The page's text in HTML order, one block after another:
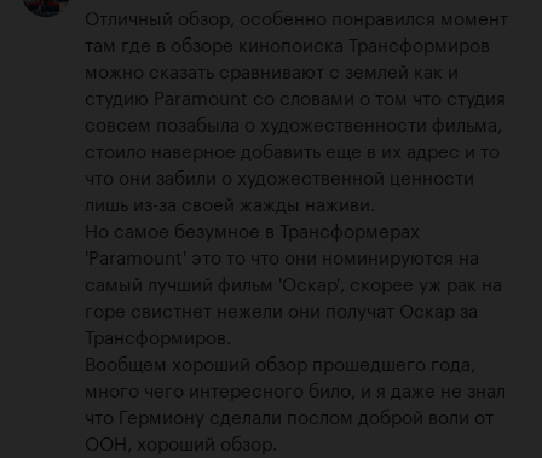
Отличный обзор, особенно понравился момент
там где в обзоре кинопоиска Трансформиров
можно сказать сравнивают с землей как и
студию Paramount со словами о том что студия
совсем позабыла о художественности фильма,
стоило наверное добавить еще в их адрес и то
что они забили о художественной ценности
лишь из-за своей жажды наживи.
Но самое безумное в Трансформерах
'Paramount' это то что они номинируются на
самый лучший фильм 'Оскар', скорее уж рак на
горе свистнет нежели они получат Оскар за
Трансформиров.
Вообщем хороший обзор прошедшего года,
много чего интересного било, и я даже не знал
что Гермиону сделали послом доброй воли от
ООН, хороший обзор.